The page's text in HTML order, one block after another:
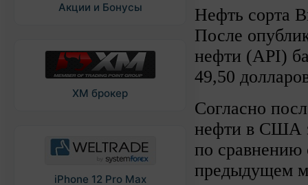
Акции и Бонусы
XM брокер
iPhone 12 Pro Max
Нефть сорта
После
нефти (API)
49,50
Согласно
нефти в США
по сравнению
предыдущем